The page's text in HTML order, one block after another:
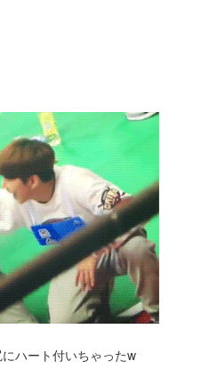
ハート付いちゃったw